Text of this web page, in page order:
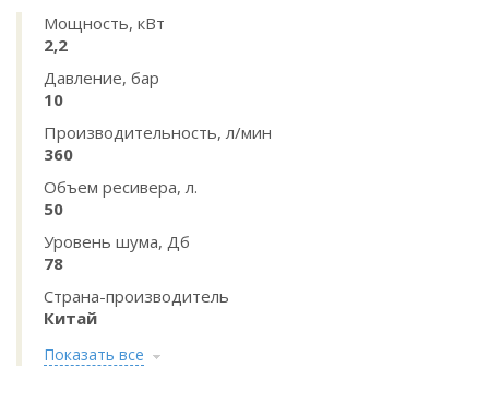
Мощность, кВт
2,2
Давление, бар
10
Производительность, л/мин
360
Объем ресивера, л.
50
Уровень шума, Дб
78
Страна-производитель
Китай
Показать все